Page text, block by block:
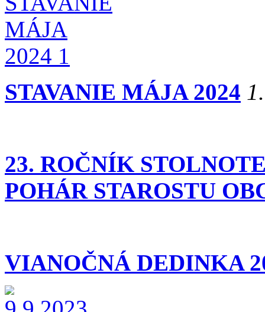
STAVANIE MÁJA 2024
23. ROČNÍK
POHÁR STAROSTU
VIANOČNÁ DEDINKA